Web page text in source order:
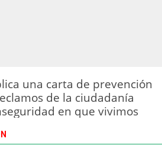
una carta de prevención
de la ciudadanía
en que vivimos